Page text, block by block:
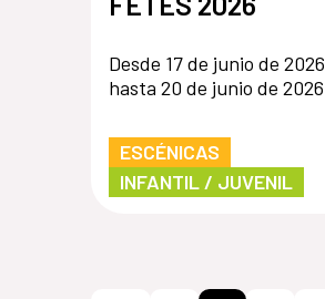
Desde 17 de junio de 2026
hasta 20 de junio de 2026
ESCÉNICAS
INFANTIL / JUVENIL